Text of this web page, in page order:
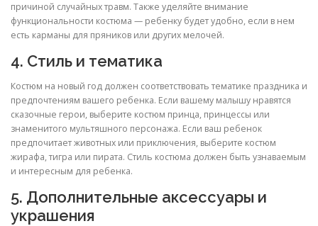
причиной случайных травм. Также уделяйте внимание
функциональности костюма — ребенку будет удобно, если в нем
есть карманы для пряников или других мелочей.
4. Стиль и тематика
Костюм на новый год должен соответствовать тематике праздника и
предпочтениям вашего ребенка. Если вашему малышу нравятся
сказочные герои, выберите костюм принца, принцессы или
знаменитого мультяшного персонажа. Если ваш ребенок
предпочитает животных или приключения, выберите костюм
жирафа, тигра или пирата. Стиль костюма должен быть узнаваемым
и интересным для ребенка.
5. Дополнительные аксессуары и
украшения